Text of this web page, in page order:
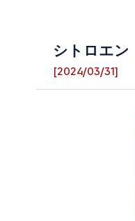
シトロエン
[2024/03/31]